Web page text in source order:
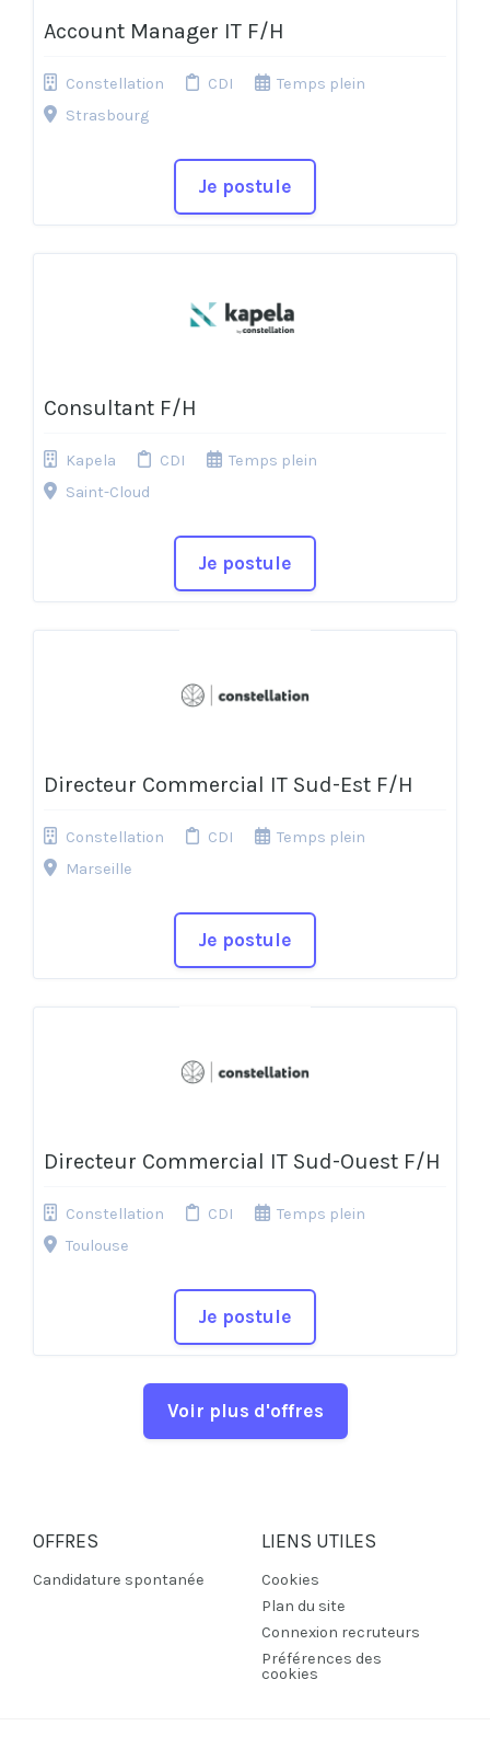
Account Manager IT F/H
Constellation CDI
Temps plein
Strasbourg
Je postule
Consultant F/H
Kapela CDI
Temps plein
Saint-Cloud
Je postule
Directeur Commercial IT Sud-Est F/H
Constellation CDI
Temps plein
Marseille
Je postule
Directeur Commercial IT Sud-Ouest F/H
Constellation CDI
Temps plein
Toulouse
Je postule
Voir plus d'offres
OFFRES
Candidature spontanée
LIENS UTILES
Cookies
Plan du site
Connexion recruteurs
Préférences des
cookies